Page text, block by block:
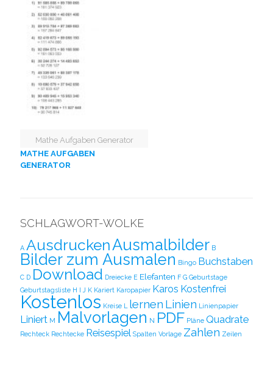
Mathe Aufgaben Generator
MATHE AUFGABEN
GENERATOR
SCHLAGWORT-WOLKE
A AusdruckenAusmalbilder B
Bilder zum Ausmalen Bingo Buchstaben
C D Download Dreiecke E Elefanten F G Geburtstage
Geburtstagsliste H J K Kariert Karopapier Karos Kostenfrei
Kostenlos Kreise L lernen Linien Linienpapier
Liniert M Malvorlagen N PDF Pläne Quadrate
Rechteck Rechtecke Reisespiel Spalten Vorlage Zahlen Zeilen